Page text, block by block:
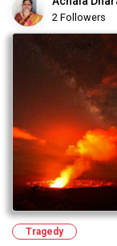
2 Followers
Tragedy